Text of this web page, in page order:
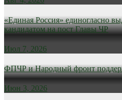
«Единая Россия» единогласно
кандидатом на пост Главы ЧР
Июл 7, 2026
ФПЧР и Народный фронт
Июн 3, 2026